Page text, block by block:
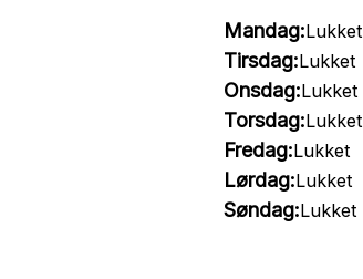
Mandag:Lukket
Tirsdag:Lukket
Onsdag:Lukket
Torsdag:Lukket
Fredag:Lukket
Lørdag:Lukket
Søndag:Lukket